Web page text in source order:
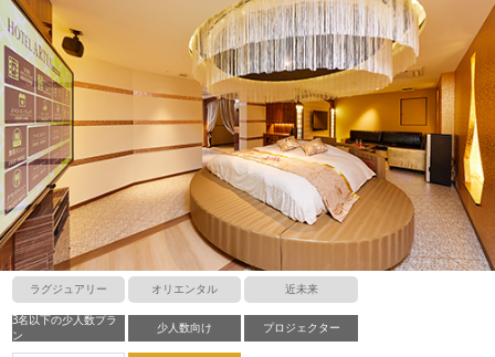
ラグジュアリー オリエンタル 近未来
3名以下の少人数プラ
ン
少人数向け プロジェクター